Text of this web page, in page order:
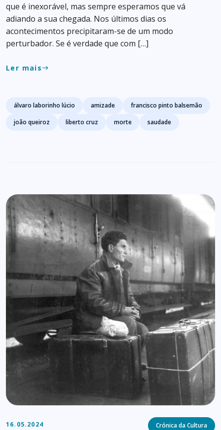
que é inexorável, mas sempre esperamos que vá
adiando a sua chegada. Nos últimos dias os
acontecimentos precipitaram-se de um modo
perturbador. Se é verdade que com […]
Ler maiseast
Tags
álvaro laborinho lúcio amizade
francisco pinto balsemão
joão queiroz
liberto cruz morte saudade
16.05.2024 Categories
Crónica da Cultura